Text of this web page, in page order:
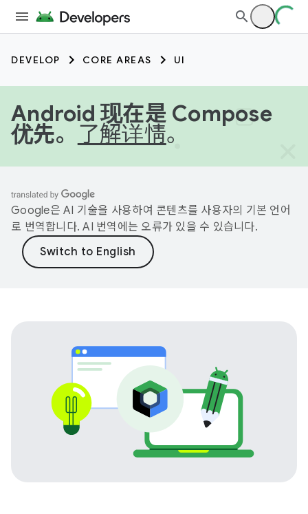
DEVELOP CORE AREAS UI
Android 现在是 Compose
优先。 了解详情。
Google은 AI 기술을 사용하여 콘텐츠를 사용자의 기본 언어
로 번역합니다. AI 번역에는 오류가 있을 수 있습니다.